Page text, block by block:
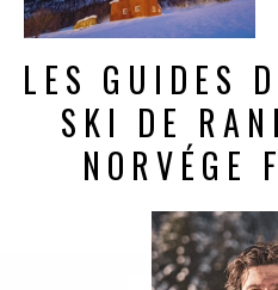
LES GUIDES
SKI DE
NORVÉGE